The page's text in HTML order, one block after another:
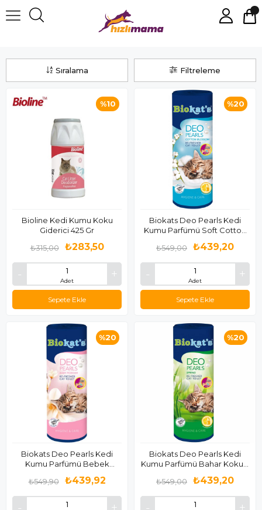
Filtreleme
Sıralama
Bioline Kedi Kumu Koku
Giderici 425 Gr
Adet
₺283,50
₺315,00
Sepete Ekle
%10
Biokats Deo Pearls Kedi
Kumu Parfümü Soft Cotton
Adet
₺439,20
₺549,00
Sepete Ekle
%20
Biokats Deo Pearls Kedi
Kumu Parfümü Bebek
₺439,92
₺549,90
%20
Biokats Deo Pearls Kedi
Kumu Parfümü Bahar Kokulu
₺439,20
₺549,00
%20